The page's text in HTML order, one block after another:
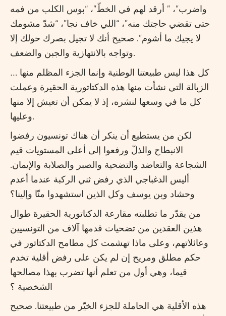
واضرب”، ” أرقد لهم في الخطّ”، “بوس الكلب من فمه
حتى تقضي حاجتك منه”، “اللي خاف نجا”، “شدّ مشومك
لا يجيك ما أشوم”. صحيح أنك لا تجيل بصرك حولك إلا
وتواجه بالانتهازية والجبن والضعف.
كل هذا ليس طبيعتنا الوطنية وإنما الجزء المظلم منها …
الزبالة التي نشأت منها هذه الدكتاتورية الحقيرة وعملت
كل ما في وسعها لنشره، إذ لا يمكن أن تعيش إلا منها
وعليها.
لكن من يستطيع أن ينكر أن هناك تونسيون رفضوا
الانبطاح والذلّ ورفعوا إلى أعلى المستويات قيم
الشجاعة والتعاضد والتضحية والصبر والصلابة والإيمان.
أليس الدغباجي الذي رفض ثني الركبة عندما أعدم
وحشاد وبن يوسف وكل الذين استشهدوا منّا وإلينا؟
من يقدّر ما تطلبته مقارعة الدكتاتورية الحقيرة طوال
هذين العقدين من تضحيات قدمها آلاف من التونسيين
وعائلاتهم، وعلى ماذا تهشمت كل مطامح الدكتاتور في
حكم مطلق ومريح إن لم يكن على رفض أقلية تخدم
قيما، وهي أول من تعلم أنها تضرب بهذا مصالحها
الشخصية ؟
هذه الأقلية هي الحاملة للجزء الخيّر من طبيعتنا. صحيح